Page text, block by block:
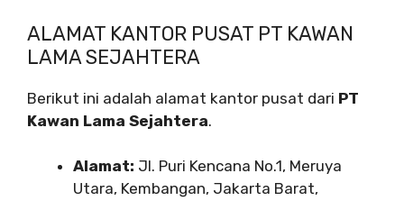
ALAMAT KANTOR PUSAT PT KAWAN
LAMA SEJAHTERA
Berikut ini adalah alamat kantor pusat dari PT
Kawan Lama Sejahtera.
Alamat: Jl. Puri Kencana No.1, Meruya
Utara, Kembangan, Jakarta Barat,